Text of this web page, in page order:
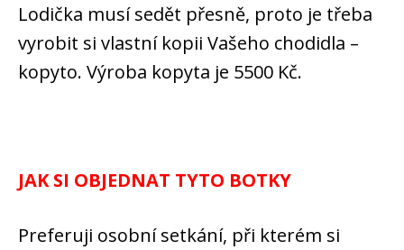
Lodička musí sedět přesně, proto je třeba
vyrobit si vlastní kopii Vašeho chodidla –
kopyto. Výroba kopyta je 5500 Kč.
JAK SI OBJEDNAT TYTO BOTKY
Preferuji osobní setkání, při kterém si